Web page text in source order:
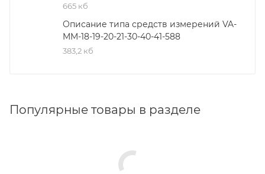
665 кб
Описание типа средств измерений VA-
MM-18-19-20-21-30-40-41-588
383,2 кб
Популярные товары в разделе